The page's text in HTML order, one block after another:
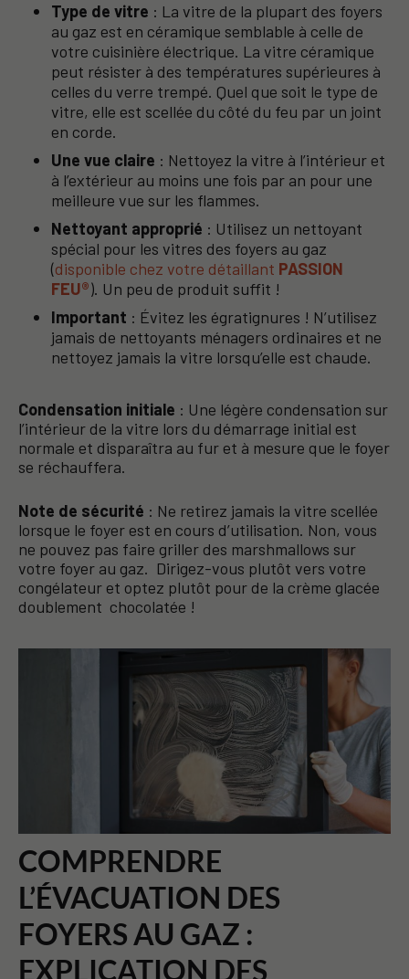
Type de vitre : La vitre de la plupart des foyers
au gaz est en céramique semblable à celle de
votre cuisinière électrique. La vitre céramique
peut résister à des températures supérieures à
celles du verre trempé. Quel que soit le type de
vitre, elle est scellée du côté du feu par un joint
en corde.
Une vue claire : Nettoyez la vitre à l’intérieur et
à l’extérieur au moins une fois par an pour une
meilleure vue sur les flammes.
Nettoyant approprié : Utilisez un nettoyant
spécial pour les vitres des foyers au gaz
(disponible chez votre détaillant PASSION
FEU®). Un peu de produit suffit !
Important : Évitez les égratignures ! N’utilisez
jamais de nettoyants ménagers ordinaires et ne
nettoyez jamais la vitre lorsqu’elle est chaude.
Condensation initiale : Une légère condensation sur
l’intérieur de la vitre lors du démarrage initial est
normale et disparaîtra au fur et à mesure que le foyer
se réchauffera.
Note de sécurité : Ne retirez jamais la vitre scellée
lorsque le foyer est en cours d’utilisation. Non, vous
ne pouvez pas faire griller des marshmallows sur
votre foyer au gaz. Dirigez-vous plutôt vers votre
congélateur et optez plutôt pour de la crème glacée
doublement chocolatée !
COMPRENDRE
L’ÉVACUATION DES
FOYERS AU GAZ :
EXPLICATION DES